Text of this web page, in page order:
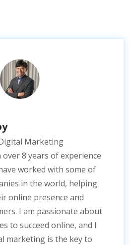
Marketing
8 years of experience
worked with some of
in the world, helping
online presence and
I am passionate about
to succeed online, and I
marketing is the key to